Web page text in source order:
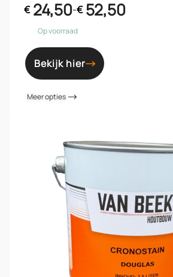
€24,50-€52,50
Op voorraad
Bekijk hier
Meer opties